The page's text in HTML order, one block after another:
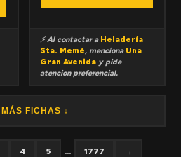
⚡ Al contactar a Heladería
Sta. Memé, menciona Una
Gran Avenida y pide
atencion preferencial.
FICHAS ↓
4 5 ... 1777
→